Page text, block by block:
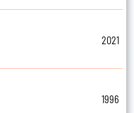
2021
1996